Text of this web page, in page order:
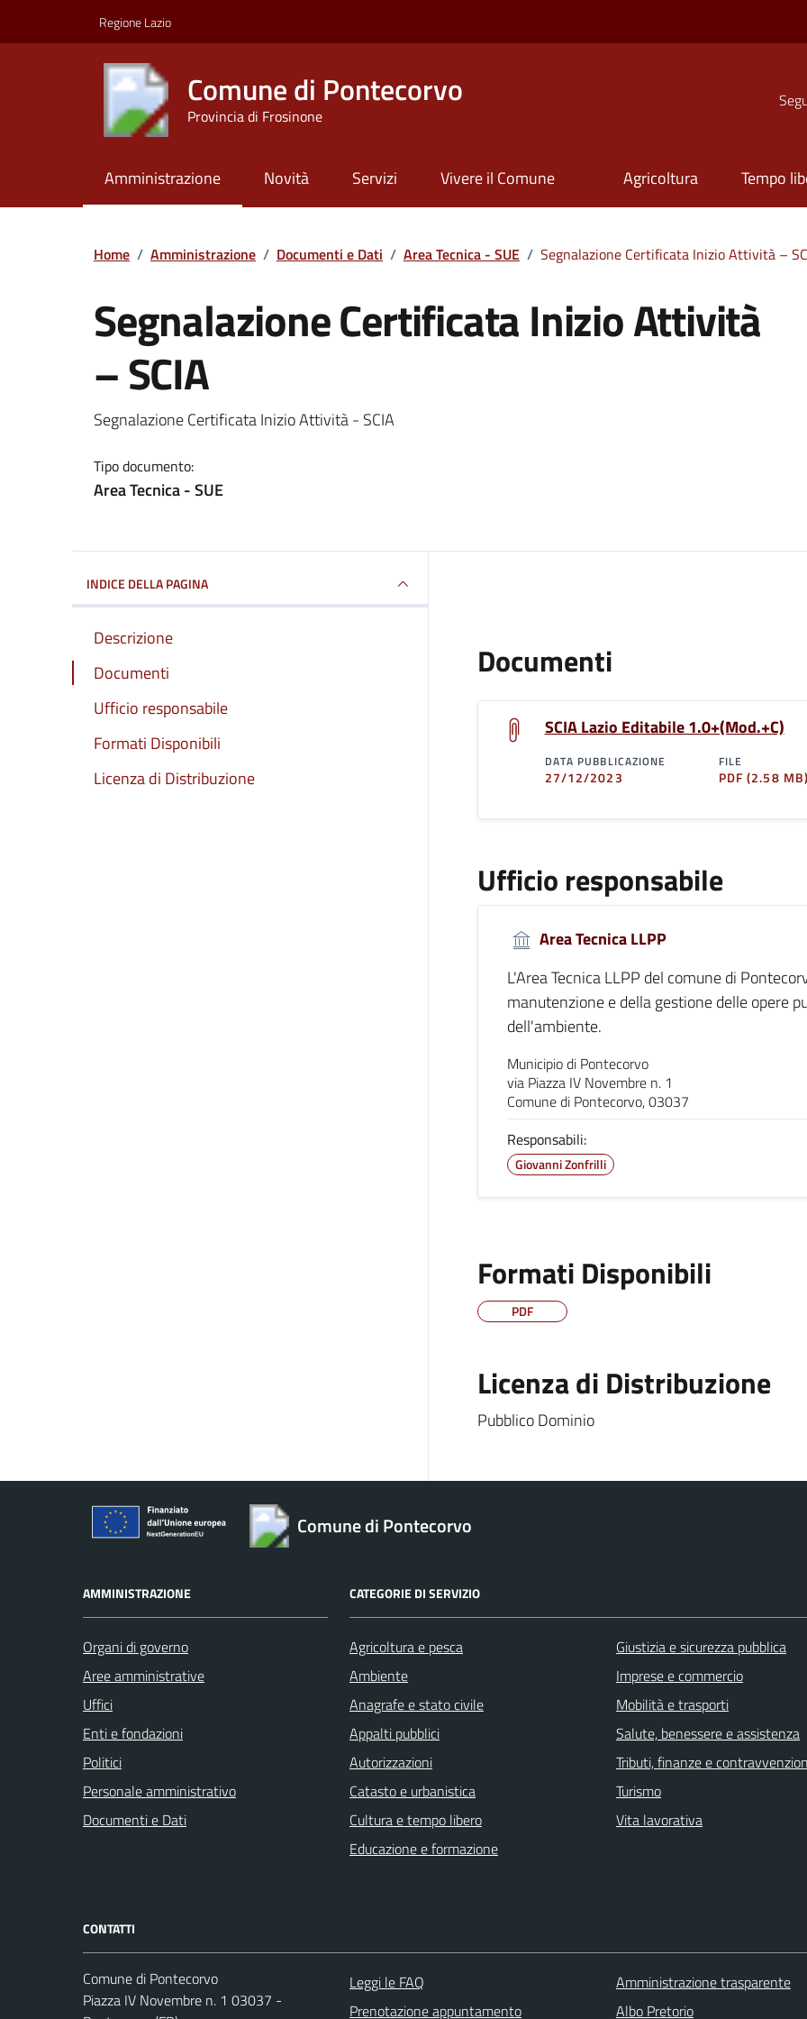
Regione Lazio
Comune di Pontecorvo
Provincia di Frosinone
Amministrazione Novità Servizi Vivere il Comune Agricoltura Tempo
Home / Amministrazione / Documenti e Dati / Area Tecnica - SUE / Segnalazione Certificata Inizio Attività –
Segnalazione Certificata Inizio Attività
– SCIA
Dettagli del documento
Segnalazione Certificata Inizio Attività - SCIA
Tipo documento:
Area Tecnica - SUE
INDICE DELLA PAGINA
Descrizione
Documenti
Ufficio responsabile
Formati Disponibili
Licenza di Distribuzione
Documenti
SCIA Lazio Editabile 1.0+(Mod.+C)
DATA PUBBLICAZIONE
27/12/2023
FILE
PDF(2.58
Ufficio responsabile
Area Tecnica LLPP
L'Area Tecnica LLPP del comune di
manutenzione e della gestione delle opere
dell'ambiente.
Municipio di Pontecorvo
via Piazza IV Novembre n. 1
Comune di Pontecorvo, 03037
Responsabili:
Giovanni Zonfrilli
Formati Disponibili
PDF
Licenza di Distribuzione
Pubblico Dominio
Comune di Pontecorvo
AMMINISTRAZIONE
Organi di governo
Aree amministrative
Uffici
Enti e fondazioni
Politici
Personale amministrativo
Documenti e Dati
CATEGORIE DI SERVIZIO
Agricoltura e pesca
Ambiente
Anagrafe e stato civile
Appalti pubblici
Autorizzazioni
Catasto e urbanistica
Cultura e tempo libero
Educazione e formazione
Giustizia e sicurezza pubblica
Imprese e commercio
Mobilità e trasporti
Salute, benessere e assistenza
Tributi, finanze e
Turismo
Vita lavorativa
CONTATTI
Comune di Pontecorvo
Piazza IV Novembre n. 1 03037 -
Leggi le FAQ
Prenotazione appuntamento
Amministrazione trasparente
Albo Pretorio